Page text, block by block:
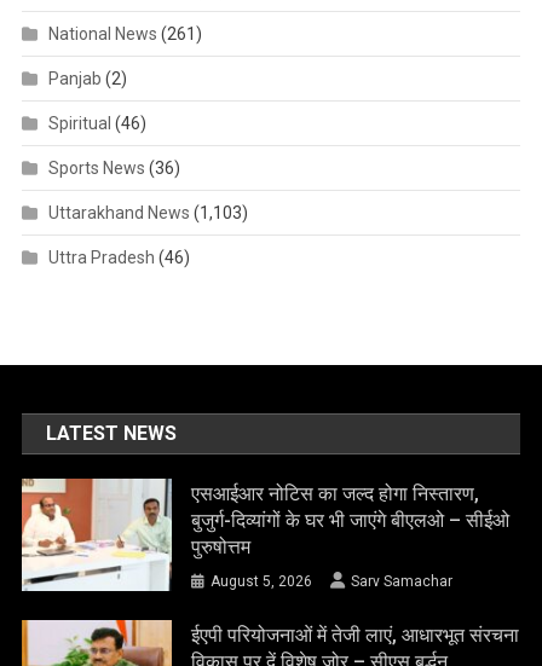
National News (261)
Panjab (2)
Spiritual (46)
Sports News (36)
Uttarakhand News (1,103)
Uttra Pradesh (46)
LATEST NEWS
एसआईआर नोटिस का जल्द होगा निस्तारण,
बुजुर्ग-दिव्यांगों के घर भी जाएंगे बीएलओ – सीईओ
पुरुषोत्तम
August 5, 2026 Sarv Samachar
ईएपी परियोजनाओं में तेजी लाएं, आधारभूत संरचना